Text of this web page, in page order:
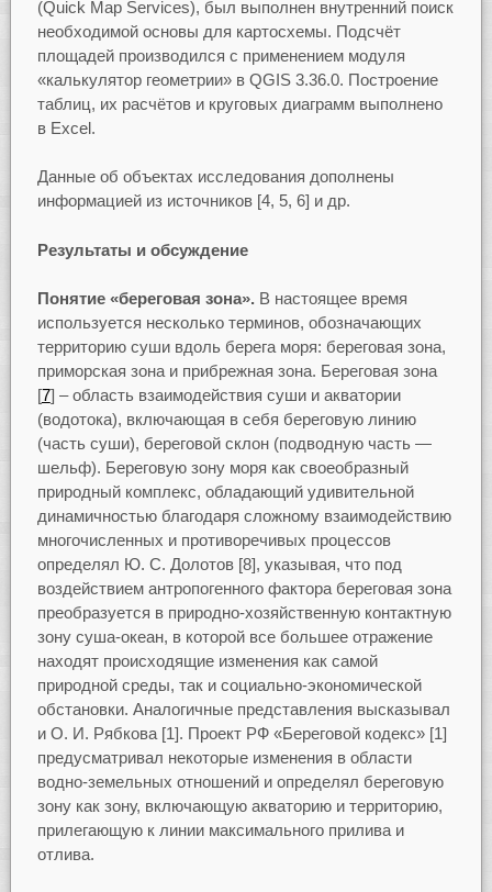
(Quick Map Services), был выполнен внутренний поиск
необходимой основы для картосхемы. Подсчёт
площадей производился с применением модуля
«калькулятор геометрии» в QGIS 3.36.0. Построение
таблиц, их расчётов и круговых диаграмм выполнено
в Excel.
Данные об объектах исследования дополнены
информацией из источников [4, 5, 6] и др.
Результаты и обсуждение
Понятие «береговая зона».В настоящее время
используется несколько терминов, обозначающих
территорию суши вдоль берега моря: береговая зона,
приморская зона и прибрежная зона. Береговая зона
[7] – область взаимодействия суши и акватории
(водотока), включающая в себя береговую линию
(часть суши), береговой склон (подводную часть —
шельф). Береговую зону моря как своеобразный
природный комплекс, обладающий удивительной
динамичностью благодаря сложному взаимодействию
многочисленных и противоречивых процессов
определял Ю. С. Долотов [8], указывая, что под
воздействием антропогенного фактора береговая зона
преобразуется в природно-хозяйственную контактную
зону суша-океан, в которой все большее отражение
находят происходящие изменения как самой
природной среды, так и социально-экономической
обстановки. Аналогичные представления высказывал
и О. И. Рябкова [1]. Проект РФ «Береговой кодекс» [1]
предусматривал некоторые изменения в области
водно-земельных отношений и определял береговую
зону как зону, включающую акваторию и территорию,
прилегающую к линии максимального прилива и
отлива.